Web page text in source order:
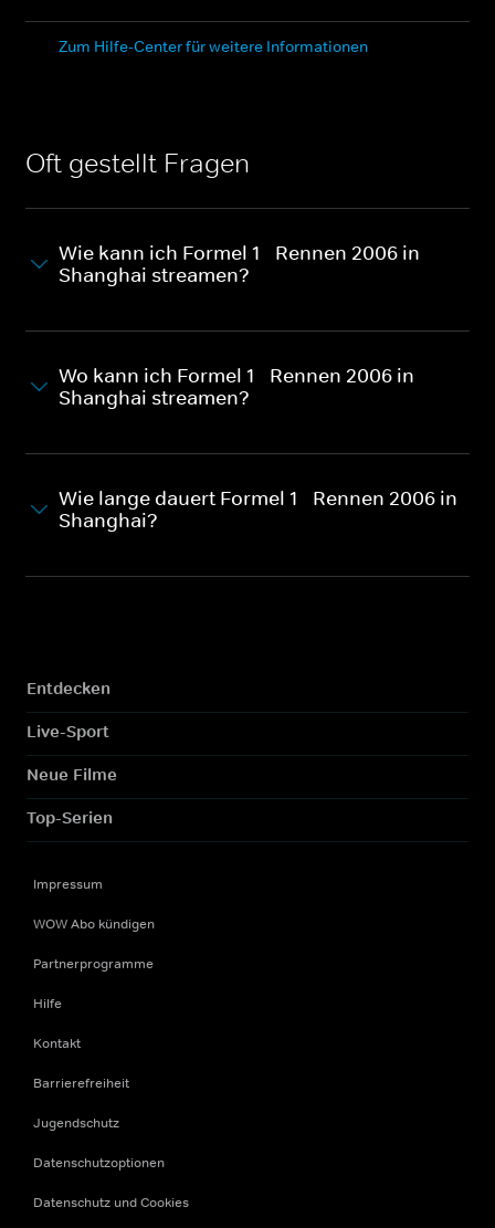
Zum Hilfe-Center für weitere Informationen
Oft gestellt Fragen
Wie kann ich Formel 1 - Rennen 2006 in
Shanghai streamen?
Wo kann ich Formel 1 - Rennen 2006 in
Shanghai streamen?
Wie lange dauert Formel 1 - Rennen 2006 in
Shanghai?
Entdecken
Live-Sport
Neue Filme
Top-Serien
Impressum
WOW Abo kündigen
Partnerprogramme
Hilfe
Kontakt
Barrierefreiheit
Jugendschutz
Datenschutzoptionen
Datenschutz und Cookies